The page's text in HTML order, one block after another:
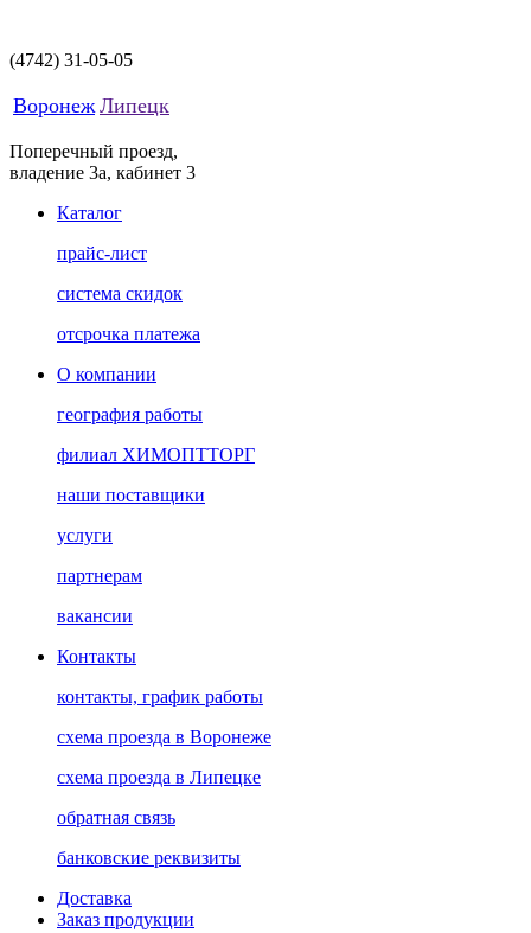
(4742) 31-05-05
Воронеж Липецк
Поперечный проезд,
владение 3а, кабинет 3
Каталог
прайс-лист
система скидок
отсрочка платежа
О компании
география работы
филиал ХИМОПТТОРГ
наши поставщики
услуги
партнерам
вакансии
Контакты
контакты, график работы
схема проезда в Воронеже
схема проезда в Липецке
обратная связь
банковские реквизиты
Доставка
Заказ продукции